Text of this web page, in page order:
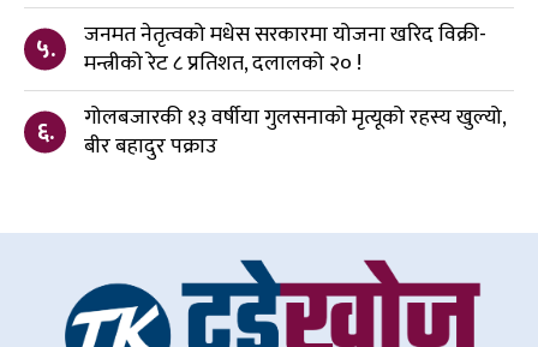
५.
जनमत नेतृत्वको मधेस सरकारमा योजना खरिद विक्री-
मन्त्रीको रेट ८ प्रतिशत, दलालको २० !
६.
गोलबजारकी १३ वर्षीया गुलसनाको मृत्यूको रहस्य खुल्यो,
बीर बहादुर पक्राउ